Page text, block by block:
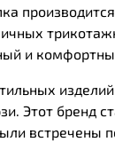
и
Этот бренд
встречены